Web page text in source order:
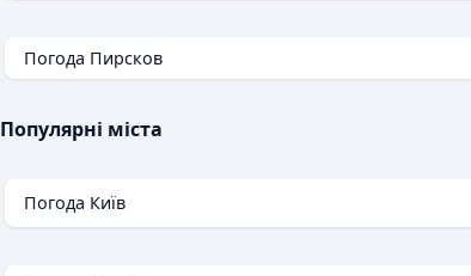
Погода Пирсков
Популярні міста
Погода Київ